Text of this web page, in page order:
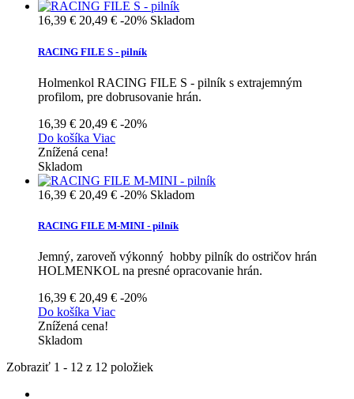
16,39 € 20,49 € -20% Skladom
RACING FILE S - pilník
Holmenkol RACING FILE S - pilník s extrajemným
profilom, pre dobrusovanie hrán.
16,39 € 20,49 € -20%
Do košíka Viac
Znížená cena!
Skladom
16,39 € 20,49 € -20% Skladom
RACING FILE M-MINI - pilník
Jemný, zaroveň výkonný hobby pilník do ostričov hrán
HOLMENKOL na presné opracovanie hrán.
16,39 € 20,49 € -20%
Do košíka Viac
Znížená cena!
Skladom
Zobraziť 1 - 12 z 12 položiek